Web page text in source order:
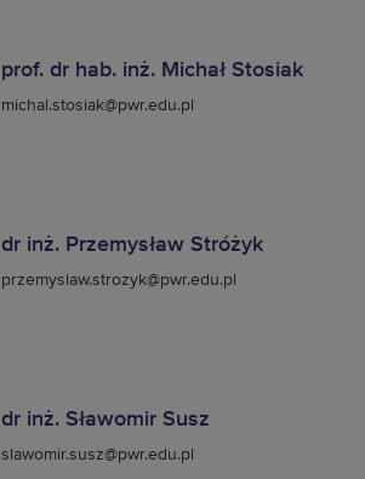
prof. dr hab. inż. Michał Stosiak
michal.stosiak@pwr.edu.pl
dr inż. Przemysław Stróżyk
przemyslaw.strozyk@pwr.edu.pl
dr inż. Sławomir Susz
slawomir.susz@pwr.edu.pl